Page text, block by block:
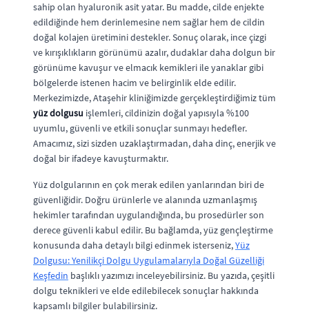
sahip olan hyaluronik asit yatar. Bu madde, cilde enjekte
edildiğinde hem derinlemesine nem sağlar hem de cildin
doğal kolajen üretimini destekler. Sonuç olarak, ince çizgi
ve kırışıklıkların görünümü azalır, dudaklar daha dolgun bir
görünüme kavuşur ve elmacık kemikleri ile yanaklar gibi
bölgelerde istenen hacim ve belirginlik elde edilir.
Merkezimizde, Ataşehir kliniğimizde gerçekleştirdiğimiz tüm
yüz dolgusu işlemleri, cildinizin doğal yapısıyla %100
uyumlu, güvenli ve etkili sonuçlar sunmayı hedefler.
Amacımız, sizi sizden uzaklaştırmadan, daha dinç, enerjik ve
doğal bir ifadeye kavuşturmaktır.
Yüz dolgularının en çok merak edilen yanlarından biri de
güvenliğidir. Doğru ürünlerle ve alanında uzmanlaşmış
hekimler tarafından uygulandığında, bu prosedürler son
derece güvenli kabul edilir. Bu bağlamda, yüz gençleştirme
konusunda daha detaylı bilgi edinmek isterseniz,Yüz
Dolgusu: Yenilikçi Dolgu Uygulamalarıyla Doğal Güzelliği
Keşfedin başlıklı yazımızı inceleyebilirsiniz. Bu yazıda, çeşitli
dolgu teknikleri ve elde edilebilecek sonuçlar hakkında
kapsamlı bilgiler bulabilirsiniz.